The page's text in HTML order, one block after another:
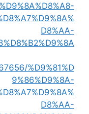
D8%AA-
%D9%81%D
9%86%D9%8A-
D8%AA-